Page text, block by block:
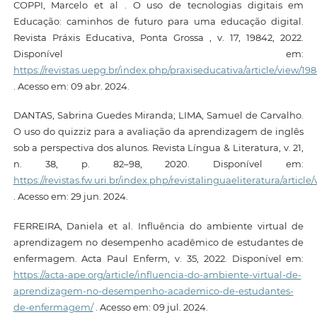
COPPI, Marcelo et al . O uso de tecnologias digitais em
Educação: caminhos de futuro para uma educação digital.
Revista Práxis Educativa, Ponta Grossa , v. 17, 19842, 2022.
Disponível em:
https://revistas.uepg.br/index.php/praxiseducativa/article/view/
. Acesso em: 09 abr. 2024.
DANTAS, Sabrina Guedes Miranda; LIMA, Samuel de Carvalho.
O uso do quizziz para a avaliação da aprendizagem de inglês
sob a perspectiva dos alunos. Revista Língua & Literatura, v. 21,
n. 38, p. 82–98, 2020. Disponível em:
https://revistas.fw.uri.br/index.php/revistalinguaeliteratura/article/
. Acesso em: 29 jun. 2024.
FERREIRA, Daniela et al. Influência do ambiente virtual de
aprendizagem no desempenho acadêmico de estudantes de
enfermagem. Acta Paul Enferm, v. 35, 2022. Disponível em:
https://acta-ape.org/article/influencia-do-ambiente-virtual-de-
aprendizagem-no-desempenho-academico-de-estudantes-
de-enfermagem/. Acesso em: 09 jul. 2024.